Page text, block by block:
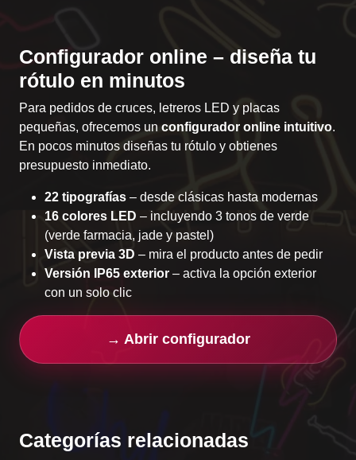
Configurador online – diseña tu
rótulo en minutos
Para pedidos de cruces, letreros LED y placas
pequeñas, ofrecemos un configurador online intuitivo.
En pocos minutos diseñas tu rótulo y obtienes
presupuesto inmediato.
22 tipografías – desde clásicas hasta modernas
16 colores LED – incluyendo 3 tonos de verde
(verde farmacia, jade y pastel)
Vista previa 3D – mira el producto antes de pedir
Versión IP65 exterior – activa la opción exterior
con un solo clic
→ Abrir configurador
Categorías relacionadas